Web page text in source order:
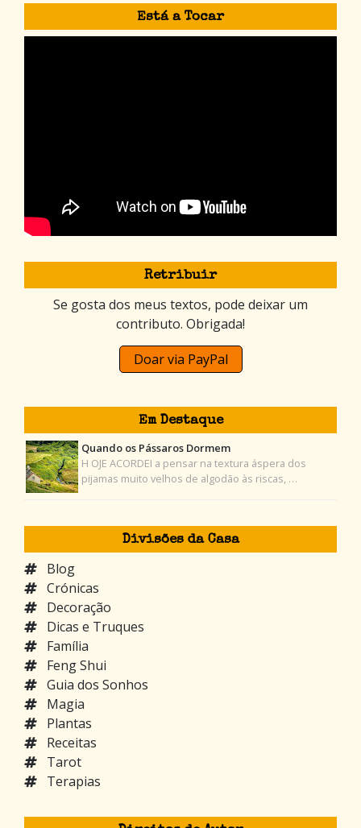
Está a Tocar
Retribuir
Se gosta dos meus textos, pode deixar um
contributo. Obrigada!
Doar via PayPal
Em Destaque
Quando os Pássaros Dormem
H OJE ACORDEI a pensar na textura áspera dos
pijamas muito velhos de algodão às riscas, …
Divisões da Casa
Blog
Crónicas
Decoração
Dicas e Truques
Família
Feng Shui
Guia dos Sonhos
Magia
Plantas
Receitas
Tarot
Terapias